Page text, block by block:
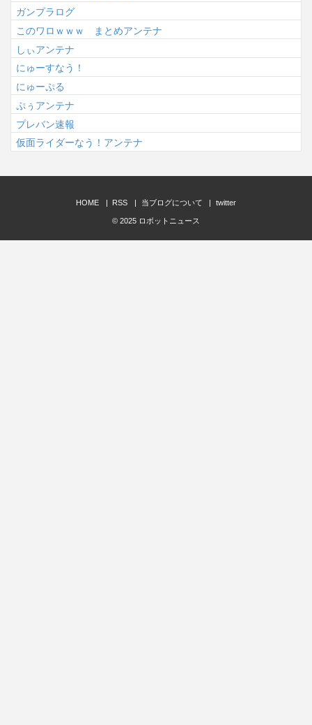
ガンプラログ
このワロｗｗｗ まとめアンテナ
しぃアンテナ
にゅーすなう！
にゅーぷる
ぷぅアンテナ
プレバン速報
仮面ライダーなう！アンテナ
HOME RSS 当ブログについて twitter
© 2025 ロボットニュース